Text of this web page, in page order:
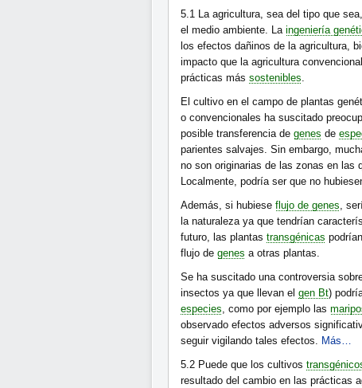
5.1 La agricultura, sea del tipo que
el medio ambiente. La ingeniería
los efectos dañinos de la agricultura,
impacto que la agricultura
prácticas más sostenibles.
El cultivo en el campo de plantas
o convencionales ha suscitado
posible transferencia de genes de
parientes salvajes. Sin embargo,
no son originarias de las zonas en las
Localmente, podría ser que no
Además, si hubiese flujo de genes,
la naturaleza ya que tendrían
futuro, las plantas transgénicas
flujo de genes a otras plantas.
Se ha suscitado una controversia
insectos ya que llevan el gen Bt)
especies, como por ejemplo las
observado efectos adversos
seguir vigilando tales efectos. Más…
5.2 Puede que los cultivos
resultado del cambio en las prácticas